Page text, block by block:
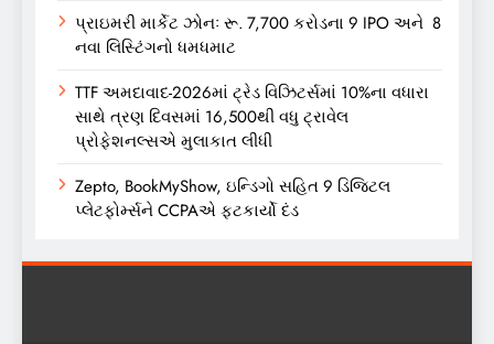
પ્રાઇમરી માર્કેટ ઝોનઃ રૂ. 7,700 કરોડના 9 IPO અને 8
નવા લિસ્ટિંગનો ધમધમાટ
TTF અમદાવાદ-2026માં ટ્રેડ વિઝિટર્સમાં 10%ના વધારા
સાથે ત્રણ દિવસમાં 16,500થી વધુ ટ્રાવેલ
પ્રોફેશનલ્સએ મુલાકાત લીધી
Zepto, BookMyShow, ઇન્ડિગો સહિત 9 ડિજિટલ
પ્લેટફોર્મ્સને CCPAએ ફટકાર્યો દંડ